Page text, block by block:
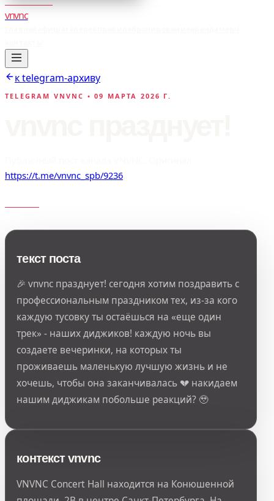
vnvnc
к telegram-архиву
TELEGRAM VNVNC • 09 МАРТА 2026 Г.
https://t.me/vnvnc_spb/9236
текст поста
🎉 vnvnc празднует! сегодня хотим поздравить с
профессиональным праздником тех, из-за кого
каждую тусовку ты остаёшься на «еще один
трек» - наших диджиков! каждую ночь вы
создаете вечеринки, на которых ты
проживаешь маленькую лучшую жизнь и не
хочешь, чтобы она заканчивалась 💔 накидаем
нашим диджикам побольше реакций? 🥹
контекст vnvnc
VNVNC Concert Hall находится на Конюшенной